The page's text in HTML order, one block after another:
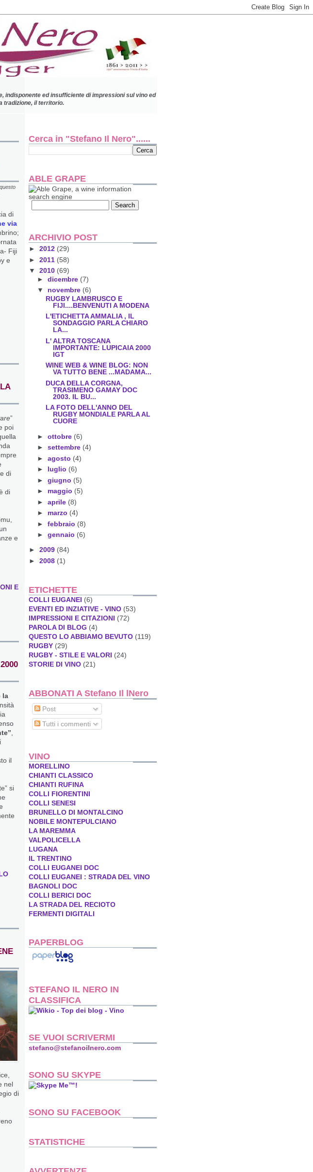
indisponente ed insufficiente di impressioni sul vino ed
tradizione, il territorio.
di
via
Fiji
e
”
poi
di
di
e
E
la
il
si
nel
di
Cerca in "Stefano Il Nero"......
ABLE GRAPE
ARCHIVIO POST
► 2012 (29)
► 2011 (58)
▼ 2010 (69)
► dicembre (7)
▼ novembre (6)
RUGBY LAMBRUSCO E
FIJI....BENVENUTI A MODENA
L'ETICHETTA AMMALIA , IL
SONDAGGIO PARLA CHIARO
LA...
L' ALTRA TOSCANA
IMPORTANTE: LUPICAIA 2000
IGT
WINE WEB & WINE BLOG: NON
VA TUTTO BENE ...MADAMA...
DUCA DELLA CORGNA,
TRASIMENO GAMAY DOC
2003. IL BU...
LA FOTO DELL'ANNO DEL
RUGBY MONDIALE PARLA AL
CUORE
► ottobre (6)
► settembre (4)
► agosto (4)
► luglio (6)
► giugno (5)
► maggio (5)
► aprile (8)
► marzo (4)
► febbraio (8)
► gennaio (6)
► 2009 (84)
► 2008 (1)
ETICHETTE
COLLI EUGANEI (6)
EVENTI ED INZIATIVE - VINO (53)
IMPRESSIONI E CITAZIONI (72)
PAROLA DI BLOG (4)
QUESTO LO ABBIAMO BEVUTO (119)
RUGBY (29)
RUGBY - STILE E VALORI (24)
STORIE DI VINO (21)
ABBONATI A Stefano Il lNero
Post
Tutti i commenti
VINO
MORELLINO
CHIANTI CLASSICO
CHIANTI RUFINA
COLLI FIORENTINI
COLLI SENESI
BRUNELLO DI MONTALCINO
NOBILE MONTEPULCIANO
LA MAREMMA
VALPOLICELLA
LUGANA
IL TRENTINO
COLLI EUGANEI DOC
COLLI EUGANEI : STRADA DEL VINO
BAGNOLI DOC
COLLI BERICI DOC
LA STRADA DEL RECIOTO
FERMENTI DIGITALI
PAPERBLOG
STEFANO IL NERO IN
CLASSIFICA
SE VUOI SCRIVERMI
stefano@stefanoilnero.com
SONO SU SKYPE
SONO SU FACEBOOK
STATISTICHE